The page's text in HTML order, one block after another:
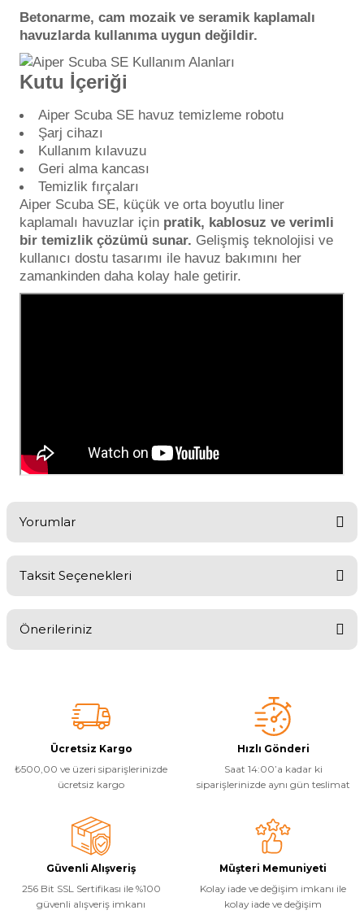
Betonarme, cam mozaik ve seramik kaplamalı
havuzlarda kullanıma uygun değildir.
Kutu İçeriği
Aiper Scuba SE havuz temizleme robotu
Şarj cihazı
Kullanım kılavuzu
Geri alma kancası
Temizlik fırçaları
Aiper Scuba SE, küçük ve orta boyutlu liner
kaplamalı havuzlar için pratik, kablosuz ve verimli
bir temizlik çözümü sunar. Gelişmiş teknolojisi ve
kullanıcı dostu tasarımı ile havuz bakımını her
zamankinden daha kolay hale getirir.
Yorumlar
Taksit Seçenekleri
Önerileriniz
Görüş ve önerileriniz için teşekkür ederiz.
Ürün resmi kalitesiz, bozuk veya görüntülenemiyor.
Ürün açıklamasında eksik bilgiler bulunuyor.
Ürün bilgilerinde hatalar bulunuyor.
Ürün fiyatı diğer sitelerden daha pahalı.
Bu ürüne benzer farklı alternatifler olmalı.
Ücretsiz Kargo
₺500,00 ve üzeri siparişlerinizde
ücretsiz kargo
Hızlı Gönderi
Saat 14:00’a kadar ki
siparişlerinizde aynı gün teslimat
Güvenli Alışveriş
256 Bit SSL Sertifikası ile %100
güvenli alışveriş imkanı
Müşteri Memuniyeti
Kolay iade ve değişim imkanı ile
kolay iade ve değişim